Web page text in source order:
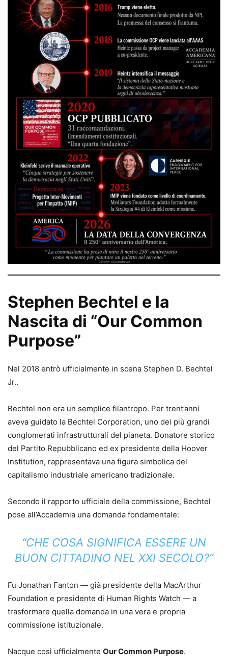
Stephen Bechtel e la
Nascita di “Our Common
Purpose”
Nel 2018 entrò ufficialmente in scena Stephen D. Bechtel
Jr..
Bechtel non era un semplice filantropo. Per trent’anni
aveva guidato la Bechtel Corporation, uno dei più grandi
conglomerati infrastrutturali del pianeta. Donatore storico
del Partito Repubblicano ed ex presidente della Hoover
Institution, rappresentava una figura simbolica del
capitalismo industriale americano tradizionale.
Secondo il rapporto ufficiale della commissione, Bechtel
pose all’Accademia una domanda fondamentale:
“CHE COSA SIGNIFICA ESSERE UN
BUON CITTADINO NEL XXI SECOLO?”
Fu Jonathan Fanton — già presidente della MacArthur
Foundation e presidente di Human Rights Watch — a
trasformare quella domanda in una vera e propria
commissione istituzionale.
Nacque così ufficialmente Our Common Purpose.